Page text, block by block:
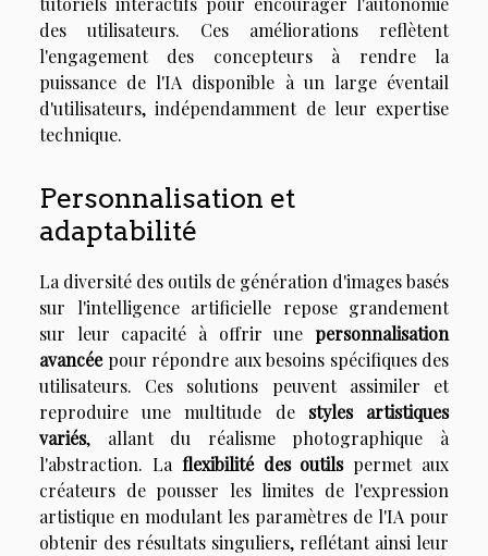
des utilisateurs. Ces améliorations reflètent
l'engagement des concepteurs à rendre la
puissance de l'IA disponible à un large éventail
d'utilisateurs, indépendamment de leur expertise
technique.
Personnalisation et
adaptabilité
La diversité des outils de génération d'images basés
sur l'intelligence artificielle repose grandement
sur leur capacité à offrir une personnalisation
avancéepour répondre aux besoins spécifiques des
utilisateurs. Ces solutions peuvent assimiler et
reproduire une multitude de styles artistiques
variés, allant du réalisme photographique à
l'abstraction. La flexibilité des outilspermet aux
créateurs de pousser les limites de l'expression
artistique en modulant les paramètres de l'IA pour
obtenir des résultats singuliers, reflétant ainsi leur